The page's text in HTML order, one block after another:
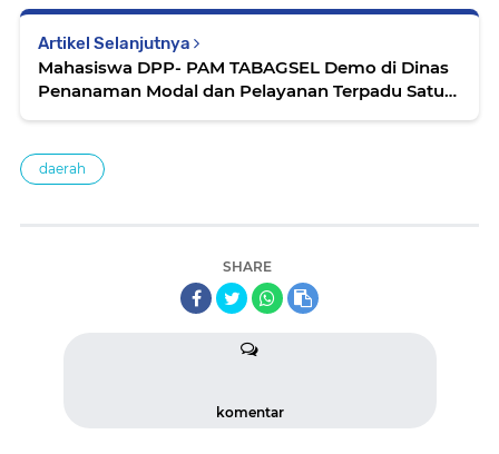
Artikel Selanjutnya
Mahasiswa DPP- PAM TABAGSEL Demo di Dinas
Penanaman Modal dan Pelayanan Terpadu Satu
daerah
SHARE
komentar